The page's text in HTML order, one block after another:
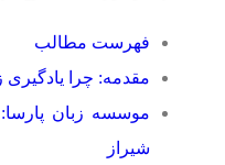
فهرست مطالب
مقدمه: چرا
موسسه زبان
شیراز